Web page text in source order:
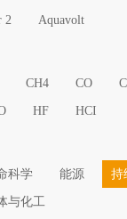
2 Aquavolt
CH4 CO
HF HCI
科学 能源 持
与化工